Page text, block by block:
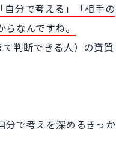
自分で考える」「相手の
なんですね。
判断できる人）の資質
分で考えを深めるきっか